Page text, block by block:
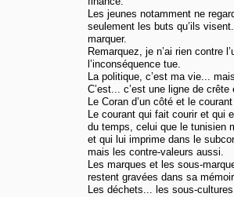
Les jeunes notamment ne
seulement les buts qu’ils
marquer.
Remarquez, je n’ai rien contre
l’inconséquence tue.
La politique, c’est ma vie...
C’est... c’est une ligne de
Le Coran d’un côté et le
Le courant qui fait courir et qui
du temps, celui que le tunisien
et qui lui imprime dans le
mais les contre-valeurs aussi.
Les marques et les sous-
restent gravées dans sa
Les déchets... les sous-